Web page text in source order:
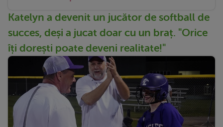
Katelyn a devenit un jucător de softball de
succes, deși a jucat doar cu un braț. "Orice
îți dorești poate deveni realitate!"